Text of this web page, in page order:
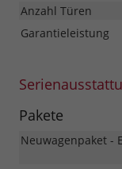
Anzahl Türen
Garantieleistung
Pakete
Neuwagenpaket -